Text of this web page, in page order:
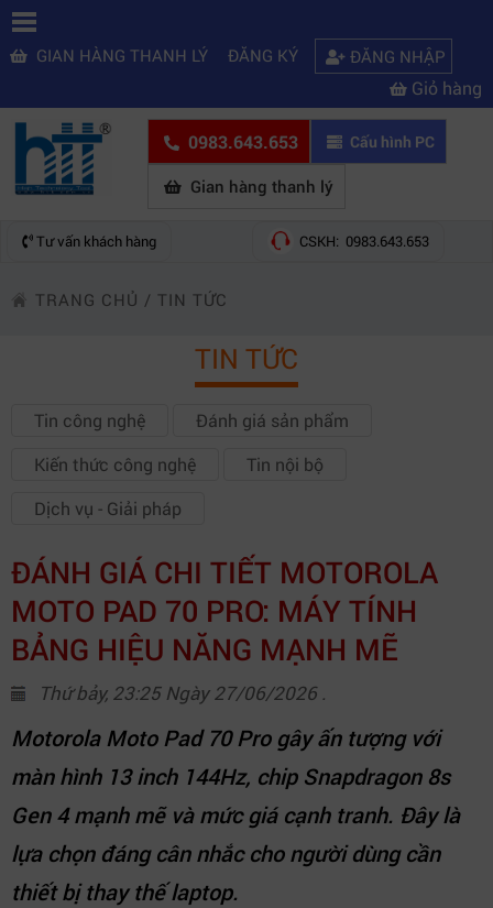
GIAN HÀNG THANH LÝ ĐĂNG KÝ ĐĂNG NHẬP
Giỏ hàng
0983.643.653 Cấu hình PC
Gian hàng thanh lý
Tư vấn khách hàng CSKH: 0983.643.653
TRANG CHỦ / TIN TỨC
TIN TỨC
Tin công nghệ
Đánh giá sản phẩm
Kiến thức công nghệ
Tin nội bộ
Dịch vụ - Giải pháp
ĐÁNH GIÁ CHI TIẾT MOTOROLA
MOTO PAD 70 PRO: MÁY TÍNH
BẢNG HIỆU NĂNG MẠNH MẼ
Thứ bảy, 23:25 Ngày 27/06/2026 .
Motorola Moto Pad 70 Pro gây ấn tượng với
màn hình 13 inch 144Hz, chip Snapdragon 8s
Gen 4 mạnh mẽ và mức giá cạnh tranh. Đây là
lựa chọn đáng cân nhắc cho người dùng cần
thiết bị thay thế laptop.